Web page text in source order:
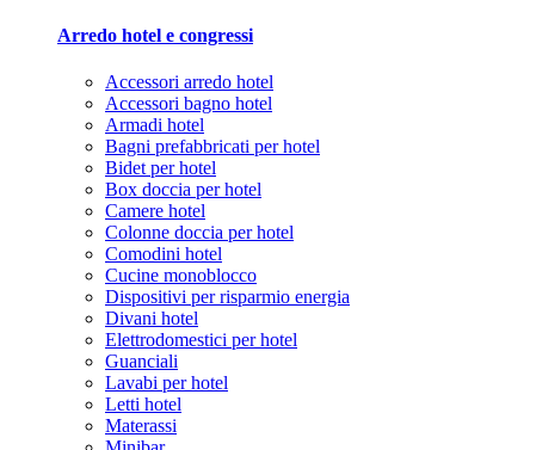
Arredo hotel e congressi
Accessori arredo hotel
Accessori bagno hotel
Armadi hotel
Bagni prefabbricati per hotel
Bidet per hotel
Box doccia per hotel
Camere hotel
Colonne doccia per hotel
Comodini hotel
Cucine monoblocco
Dispositivi per risparmio energia
Divani hotel
Elettrodomestici per hotel
Guanciali
Lavabi per hotel
Letti hotel
Materassi